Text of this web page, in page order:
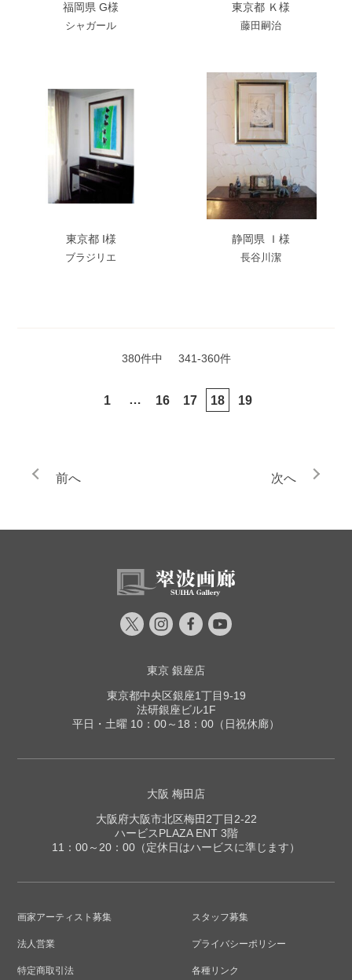
福岡県 G様
シャガール
東京都 Ｋ様
藤田嗣治
東京都 I様
ブラジリエ
静岡県 Ｉ様
長谷川潔
380件中 341-360件
前へ
1 … 16 17 18 19
次へ
東京 銀座店
東京都中央区銀座1丁目9-19
法研銀座ビル1F
平日・土曜 10：00～18：00（日祝休廊）
大阪 梅田店
大阪府大阪市北区梅田2丁目2-22
ハービスPLAZA ENT 3階
11：00～20：00（定休日はハービスに準じます）
画家アーティスト募集 スタッフ募集
法人営業 プライバシーポリシー
特定商取引法 各種リンク